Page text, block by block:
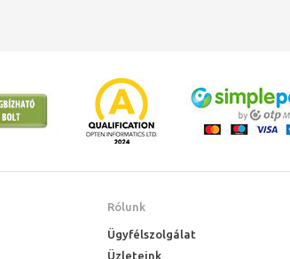
Rólunk
Ügyfélszolgálat
Üzleteink